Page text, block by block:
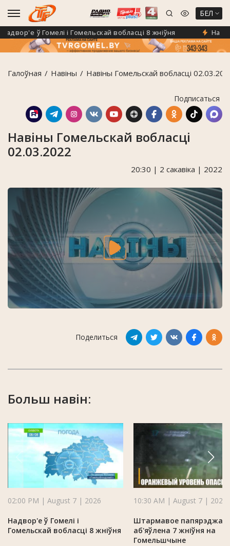
БЕЛ
ў Гомелі і Гомельскай вобласці 8 жніўня На
Галоўная Навiны Навіны Гомельскай вобласці
Подписаться
Навіны Гомельскай вобласці
02.03.2022
20:30 | 2 сакавіка | 2022
Поделиться
Больш навін:
02:00 PM | August 7 | 2026
Надвор'е ў Гомелі і
Гомельскай вобласці 8 жніўня
10:30 AM | August 7 | 2026
Штармавое
аб'яўлена 7 жніўня на
Гомельшчыне